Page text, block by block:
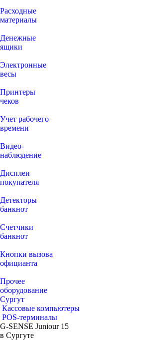
Расходные
материалы
Денежные
ящики
Электронные
весы
Принтеры
чеков
Учет рабочего
времени
Видео‑
наблюдение
Дисплеи
покупателя
Детекторы
банкнот
Счетчики
банкнот
Кнопки вызова
официанта
Прочее
оборудование
Сургут
Кассовые компьютеры
POS-терминалы
G-SENSE Juniour 15
в Сургуте